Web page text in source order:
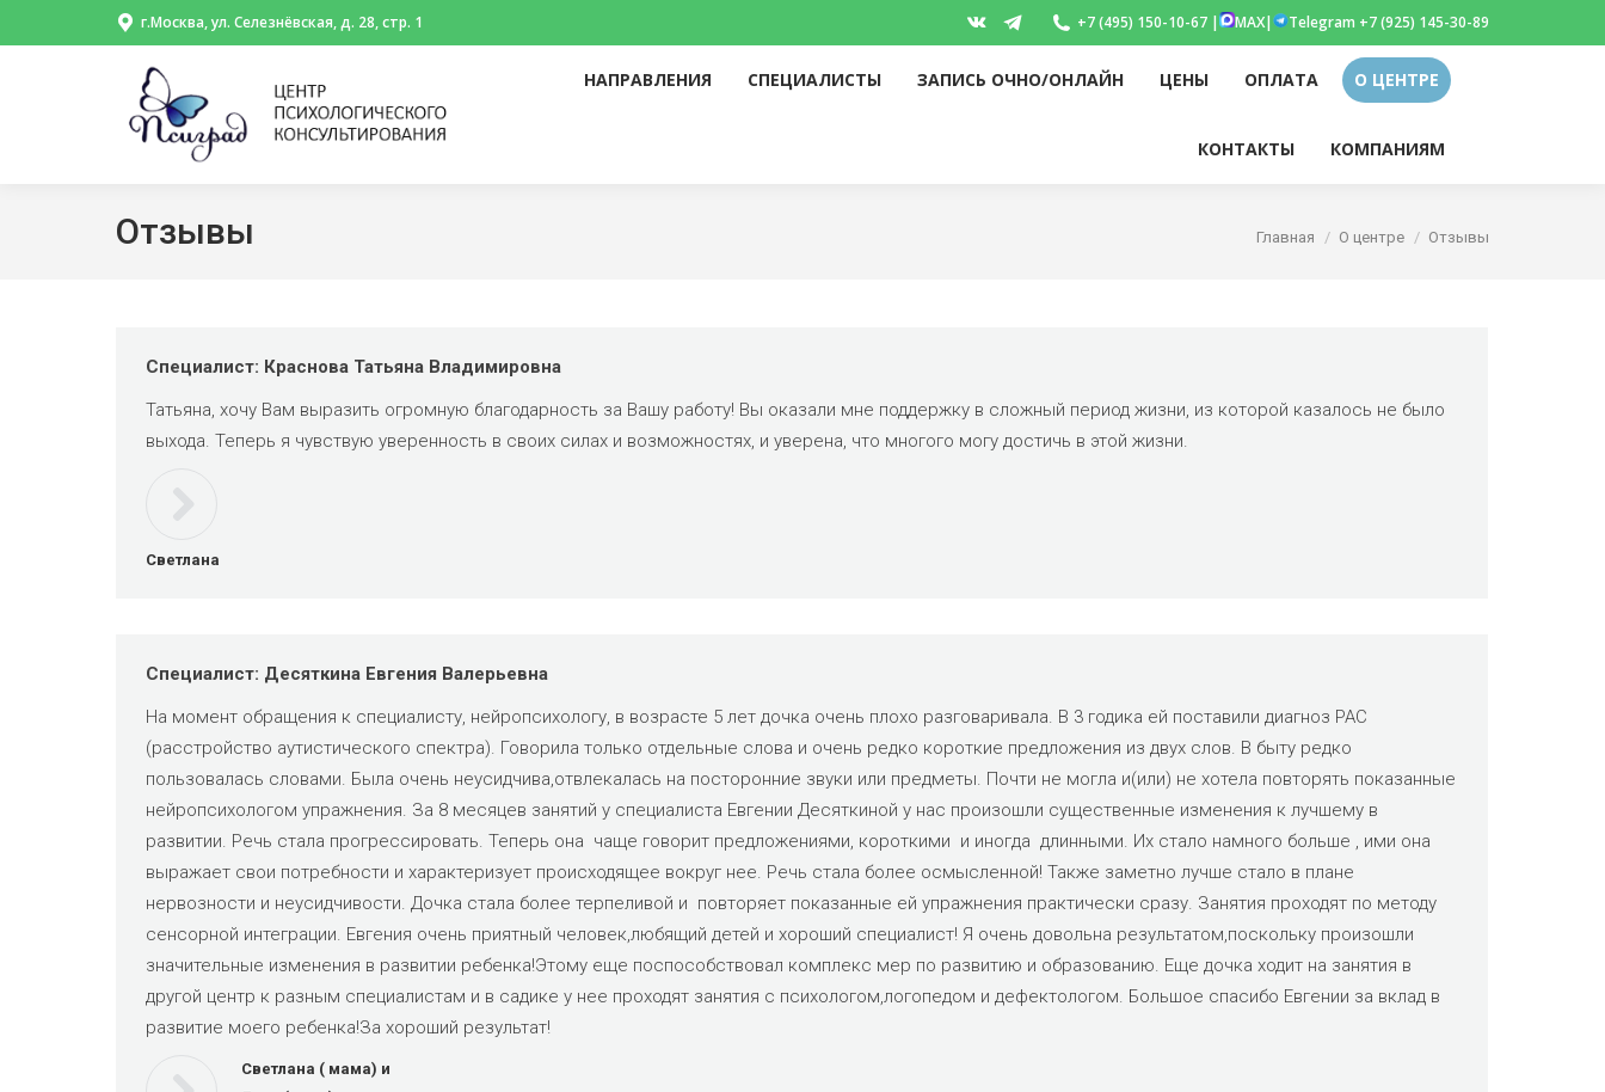
г.Москва, ул. Селезнёвская, д. 28, стр. 1
Вконтакте
Telegram
+7 (495) 150-10-67 | MAX| Telegram +7 (925) 145-30-89
НАПРАВЛЕНИЯ СПЕЦИАЛИСТЫ ЗАПИСЬ ОЧНО/ОНЛАЙН ЦЕНЫ ОПЛАТА О ЦЕНТРЕ
КОНТАКТЫ КОМПАНИЯМ
Отзывы Вы здесь:
Главная О центре Отзывы
Специалист: Краснова Татьяна Владимировна
Татьяна, хочу Вам выразить огромную благодарность за Вашу работу! Вы оказали мне поддержку в сложный период жизни, из которой казалось не было
выхода. Теперь я чувствую уверенность в своих силах и возможностях, и уверена, что многого могу достичь в этой жизни.
Светлана
Специалист: Десяткина Евгения Валерьевна
На момент обращения к специалисту, нейропсихологу, в возрасте 5 лет дочка очень плохо разговаривала. В 3 годика ей поставили диагноз РАС
(расстройство аутистического спектра). Говорила только отдельные слова и очень редко короткие предложения из двух слов. В быту редко
пользовалась словами. Была очень неусидчива,отвлекалась на посторонние звуки или предметы. Почти не могла и(или) не хотела повторять показанные
нейропсихологом упражнения. За 8 месяцев занятий у специалиста Евгении Десяткиной у нас произошли существенные изменения к лучшему в
развитии. Речь стала прогрессировать. Теперь она чаще говорит предложениями, короткими и иногда длинными. Их стало намного больше , ими она
выражает свои потребности и характеризует происходящее вокруг нее. Речь стала более осмысленной! Также заметно лучше стало в плане
нервозности и неусидчивости. Дочка стала более терпеливой и повторяет показанные ей упражнения практически сразу. Занятия проходят по методу
сенсорной интеграции. Евгения очень приятный человек,любящий детей и хороший специалист! Я очень довольна результатом,поскольку произошли
значительные изменения в развитии ребенка!Этому еще поспособствовал комплекс мер по развитию и образованию. Еще дочка ходит на занятия в
другой центр к разным специалистам и в садике у нее проходят занятия с психологом,логопедом и дефектологом. Большое спасибо Евгении за вклад в
развитие моего ребенка!За хороший результат!
Светлана ( мама) и
ЗАПИСЬ ОЧНО/ОНЛАЙН ЦЕНЫ ОПЛАТА О ЦЕНТРЕ
КОМПАНИЯМ